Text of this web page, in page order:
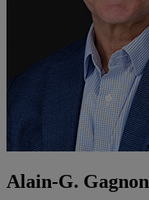
Alain-G. Gagnon